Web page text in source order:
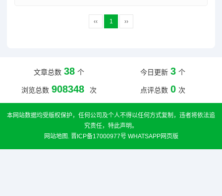
‹‹ 1 ››
文章总数 38 个 今日更新 3 个
浏览总数 908348 次 点评总数 0 次
本网站数据均受版权保护，任何公司及个人不得以任何方式复制，违者将依法追
究责任，特此声明。
网站地图 晋ICP备17000977号 WHATSAPP网页版